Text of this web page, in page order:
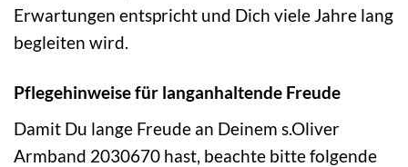
Erwartungen entspricht und Dich viele Jahre lang
begleiten wird.
Pflegehinweise für langanhaltende Freude
Damit Du lange Freude an Deinem s.Oliver
Armband 2030670 hast, beachte bitte folgende